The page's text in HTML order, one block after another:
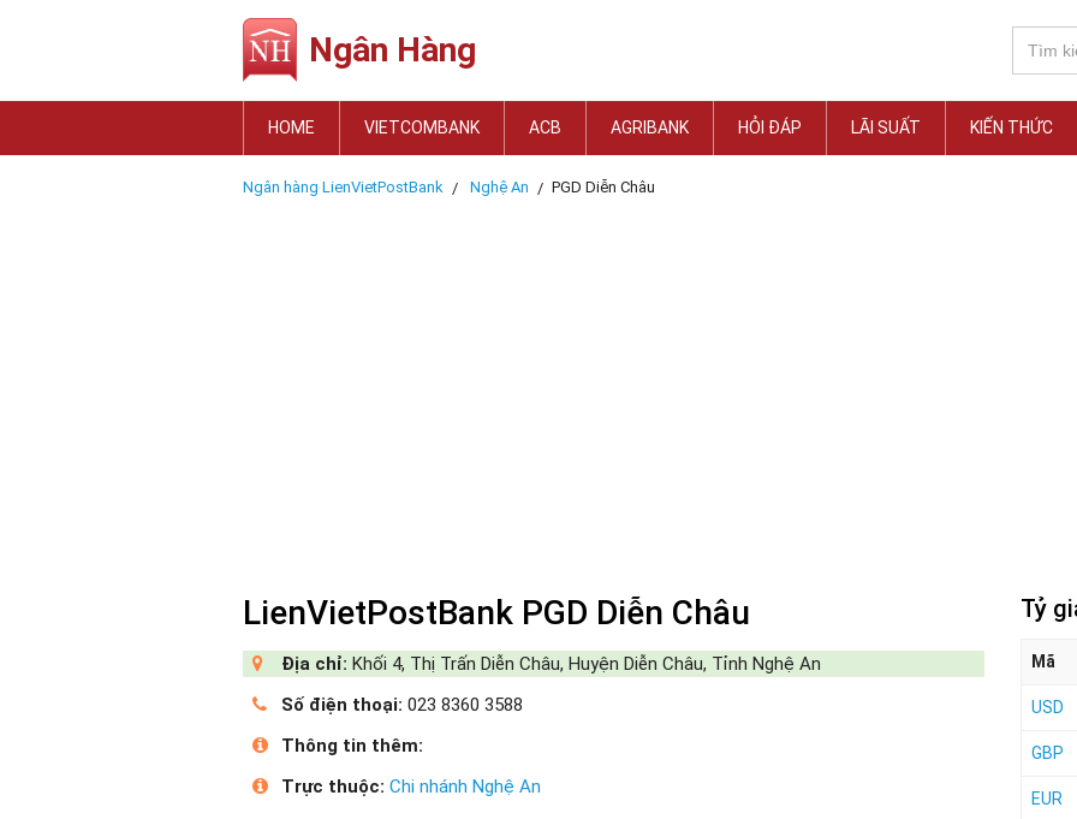
Ngân Hàng
HOME VIETCOMBANK ACB AGRIBANK HỎI ĐÁP LÃI SUẤT KIẾN THỨC
Ngân hàng LienVietPostBank Nghệ An PGD Diễn Châu
LienVietPostBank PGD Diễn Châu
Địa chỉ: Khối 4, Thị Trấn Diễn Châu, Huyện Diễn Châu, Tỉnh Nghệ An
Số điện thoại: 023 8360 3588
Thông tin thêm:
Trực thuộc: Chi nhánh Nghệ An
Tỷ
Mã
USD
GBP
EUR